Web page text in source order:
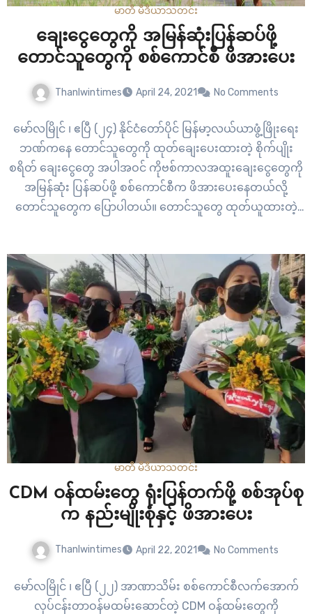
မာတီ မီဒီယာသတင်း
ချေးငွေတွေကို အမြန်ဆုံးပြန်ဆပ်ဖို့
တောင်သူတွေကို စစ်ကောင်စီ ဖိအားပေး
Thanlwintimes April 24, 2021 No Comments
မော်လမြိုင် ၊ ဧပြီ (၂၄) နိုင်ငံတော်ပိုင် မြန်မာ့လယ်ယာဖွံ့ဖြိုးရေး
ဘဏ်ကနေ တောင်သူတွေကို ထုတ်ချေးပေးထားတဲ့ စိုက်ပျိုး
စရိတ် ချေးငွေတွေ အပါအဝင် ကိုဗစ်ကာလအထူးချေးငွေတွေကို
အမြန်ဆုံး ပြန်ဆပ်ဖို့ စစ်ကောင်စီက ဖိအားပေးနေတယ်လို့
တောင်သူတွေက ပြောပါတယ်။ တောင်သူတွေ ထုတ်ယူထားတဲ့
မာတီ မီဒီယာသတင်း
CDM ဝန်ထမ်းတွေ ရုံးပြန်တက်ဖို့ စစ်အုပ်စု
က နည်းမျိုးစုံနှင့် ဖိအားပေး
Thanlwintimes April 22, 2021 No Comments
မော်လမြိုင် ၊ ဧပြီ (၂၂) အာဏာသိမ်း စစ်ကောင်စီလက်အောက်
လုပ်ငန်းတာဝန်မထမ်းဆောင်တဲ့ CDM ဝန်ထမ်းတွေကို